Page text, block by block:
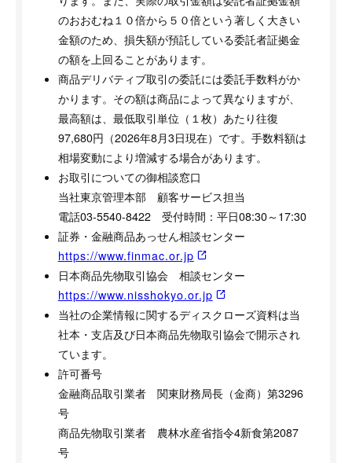
のおおむね１０倍から５０倍という著しく大きい
金額のため、損失額が預託している委託者証拠金
の額を上回ることがあります。
商品デリバティブ取引の委託には委託手数料がか
かります。その額は商品によって異なりますが、
最高額は、最低取引単位（１枚）あたり往復
97,680円（2026年8月3日現在）です。手数料額は
相場変動により増減する場合があります。
お取引についての御相談窓口
当社東京管理本部 顧客サービス担当
電話03-5540-8422 受付時間：平日08:30～17:30
証券・金融商品あっせん相談センター
https://www.finmac.or.jp
日本商品先物取引協会 相談センター
https://www.nisshokyo.or.jp
当社の企業情報に関するディスクローズ資料は当
社本・支店及び日本商品先物取引協会で開示され
ています。
許可番号
金融商品取引業者 関東財務局長（金商）第3296
号
商品先物取引業者 農林水産省指令4新食第2087
号